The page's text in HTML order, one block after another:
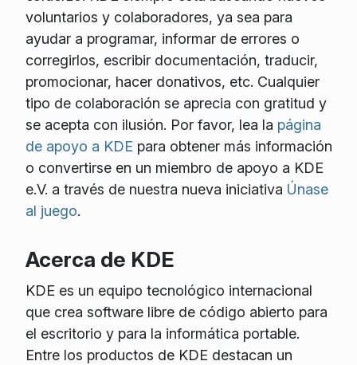
voluntarios y colaboradores, ya sea para
ayudar a programar, informar de errores o
corregirlos, escribir documentación, traducir,
promocionar, hacer donativos, etc. Cualquier
tipo de colaboración se aprecia con gratitud y
se acepta con ilusión. Por favor, lea la página
de apoyo a KDE para obtener más información
o convertirse en un miembro de apoyo a KDE
e.V. a través de nuestra nueva iniciativa Únase
al juego.
Acerca de KDE
KDE es un equipo tecnológico internacional
que crea software libre de código abierto para
el escritorio y para la informática portable.
Entre los productos de KDE destacan un